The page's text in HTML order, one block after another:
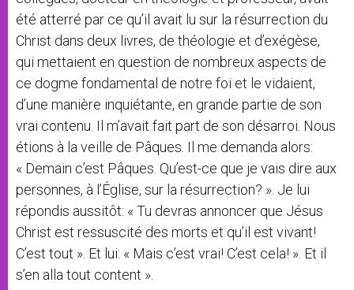
été atterré par ce qu’il avait lu sur la résurrection du
Christ dans deux livres, de théologie et d’exégèse,
qui mettaient en question de nombreux aspects de
ce dogme fondamental de notre foi et le vidaient,
d’une manière inquiétante, en grande partie de son
vrai contenu. Il m’avait fait part de son désarroi. Nous
étions à la veille de Pâques. Il me demanda alors:
« Demain c’est Pâques. Qu’est-ce que je vais dire aux
personnes, à l’Église, sur la résurrection? ». Je lui
répondis aussitôt: « Tu devras annoncer que Jésus
Christ est ressuscité des morts et qu’il est vivant!
C’est tout ». Et lui: « Mais c’est vrai! C’est cela! ». Et il
s’en alla tout content ».